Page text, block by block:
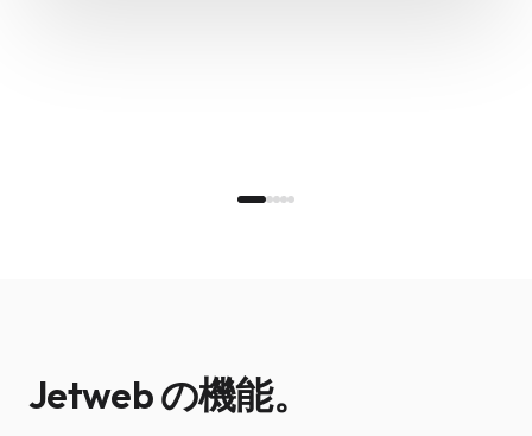
Jetweb の機能。